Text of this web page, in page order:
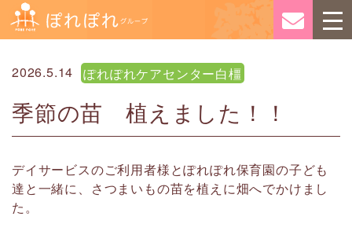
2026.5.14 ぽれぽれケアセンター白橿
季節の苗 植えました！！
デイサービスのご利用者様とぽれぽれ保育園の子ども
達と一緒に、さつまいもの苗を植えに畑へでかけまし
た。